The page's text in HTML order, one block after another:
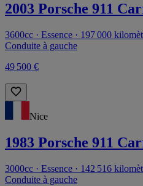
2003 Porsche 911
3600cc · Essence · 197 000
Conduite à gauche
49 500 €
Nice
1983 Porsche 911
3000cc · Essence · 142 516
Conduite à gauche